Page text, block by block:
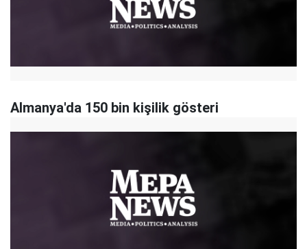
Almanya'da 150 bin kişilik gösteri